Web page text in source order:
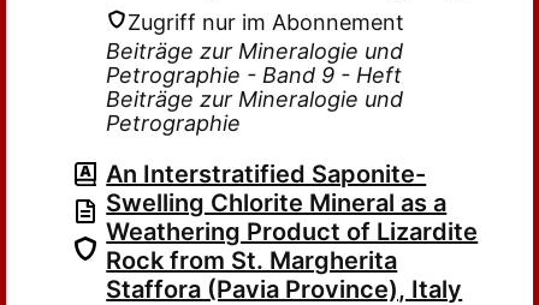
Zugriff nur im Abonnement
Beiträge zur Mineralogie und
Petrographie - Band 9 - Heft
Beiträge zur Mineralogie und
Petrographie
An Interstratified Saponite-
Swelling Chlorite Mineral as a
Weathering Product of Lizardite
Rock from St. Margherita
Staffora (Pavia Province), Italy